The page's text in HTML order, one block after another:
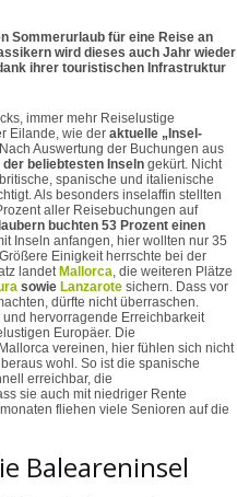
Sommerurlaub für eine Reise an
wird dieses auch Jahr wieder
ihrer touristischen Infrastruktur
immer mehr Reiselustige
Eilande, wie der aktuelle „Insel-
Auswertung der Buchungen aus
der beliebtesten Inseln gekürt. Nicht
spanische und italienische
Als besonders inselaffin stellten
aller Reisebuchungen auf
buchten 53 Prozent einen
Inseln anfangen, hier wollten nur 35
Einigkeit herrschte bei der
landet Mallorca , die weiteren Plätze
sowie Lanzarote sichern. Dass vor
dürfte nicht überraschen.
hervorragende Erreichbarkeit
Europäer. Die
vereinen, hier fühlen sich nicht
wohl. So ist die spanische
erreichbar, die
sie auch mit niedriger Rente
fliehen viele Senioren auf die
Baleareninsel